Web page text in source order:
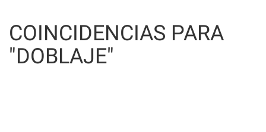
COINCIDENCIAS PARA
"DOBLAJE"